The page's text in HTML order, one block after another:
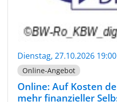
Dienstag, 27.10.2026
Online-Angebot
Online: Auf Kosten
mehr finanzieller